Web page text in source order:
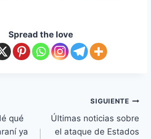
Spread the love
qué
ya
SIGUIENTE
Últimas noticias sobre
el ataque de Estados